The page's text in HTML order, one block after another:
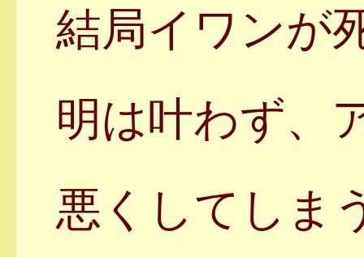
結局イワンが
明は叶わず、
悪くしてしま